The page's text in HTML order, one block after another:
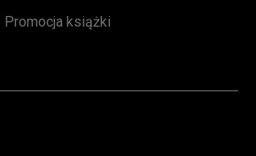
Promocja książki